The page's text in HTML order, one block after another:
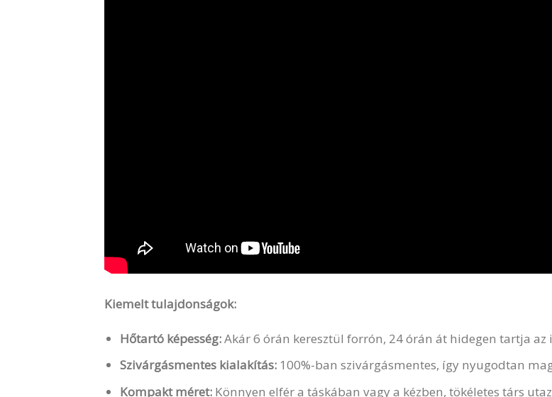
Kiemelt tulajdonságok:
Hőtartó képesség:Akár 6 órán keresztül forrón, 24 órán át hidegen tartja az
Szivárgásmentes kialakítás: 100%-ban szivárgásmentes, így nyugodtan
Kompakt méret: Könnyen elfér a táskában vagy a kézben, tökéletes társ